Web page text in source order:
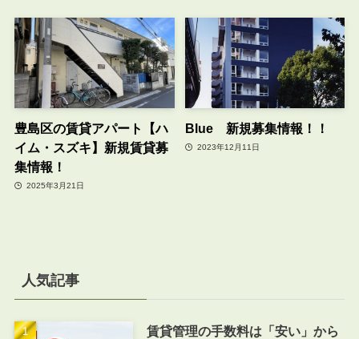
豊島区の賃貸アパート【ハ
イム・スズキ】新規賃貸募
集情報！
2025年3月21日
Blue 新規募集情報！！
2023年12月11日
人気記事
賃貸管理の手数料は「安い」から